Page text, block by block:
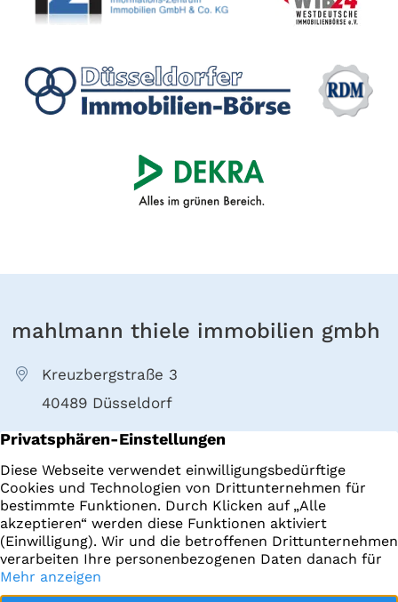
mahlmann thiele immobilien gmbh
Kreuzbergstraße 3
40489 Düsseldorf
+49 211 4022000
E-Mail senden
Immobilien Impressum
Startseite Datenschutz